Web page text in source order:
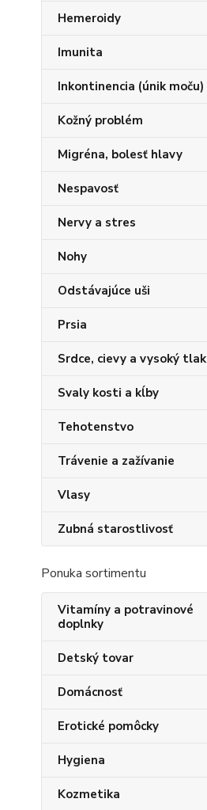
Hemeroidy
Imunita
Inkontinencia (únik moču)
Kožný problém
Migréna, bolesť hlavy
Nespavosť
Nervy a stres
Nohy
Odstávajúce uši
Prsia
Srdce, cievy a vysoký tlak
Svaly kosti a kĺby
Tehotenstvo
Trávenie a zažívanie
Vlasy
Zubná starostlivosť
Ponuka sortimentu
Vitamíny a potravinové
doplnky
Detský tovar
Domácnosť
Erotické pomôcky
Hygiena
Kozmetika